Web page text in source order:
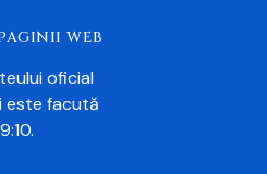
WEB
oficial
este facută